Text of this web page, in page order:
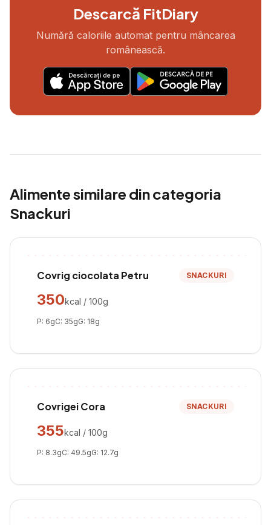
Descarcă FitDiary
Numără caloriile automat pentru mâncarea
românească.
Alimente similare din categoria
Snackuri
Covrig ciocolata Petru SNACKURI
350kcal / 100g
P: 6gC: 35gG: 18g
Covrigei Cora SNACKURI
355kcal / 100g
P: 8.3gC: 49.5gG: 12.7g